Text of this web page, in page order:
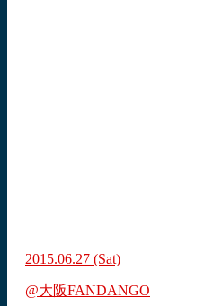
2015.06.27 (Sat)
@大阪FANDANGO